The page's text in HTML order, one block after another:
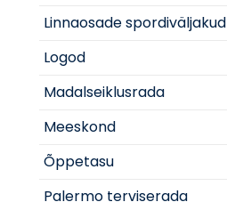
Linnaosade spordiväljakud
Logod
Madalseiklusrada
Meeskond
Õppetasu
Palermo terviserada